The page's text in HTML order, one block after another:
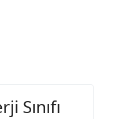
Sınıfı